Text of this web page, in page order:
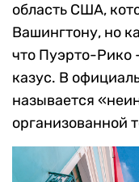
область США,
Вашингтону, но
что Пуэрто-
казус. В
называется
организованной